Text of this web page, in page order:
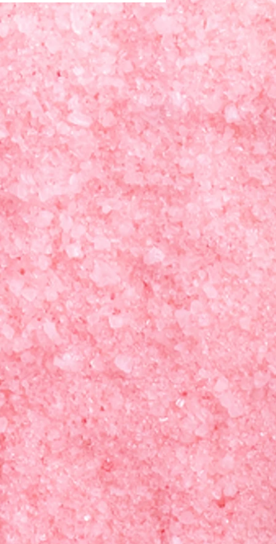
と言っているイメージが浮
は私だけでしょうか。...